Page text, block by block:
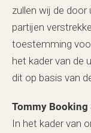
zullen wij de door
partijen
toestemming
het kader van de
dit op basis van
Tommy Booking
In het kader van